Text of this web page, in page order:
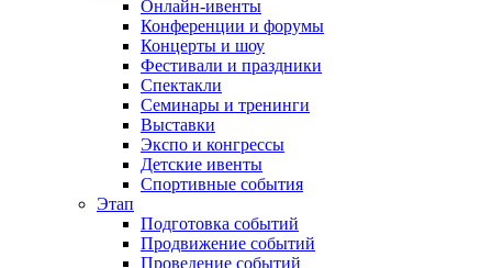
Онлайн-ивенты
Конференции и форумы
Концерты и шоу
Фестивали и праздники
Спектакли
Семинары и тренинги
Выставки
Экспо и конгрессы
Детские ивенты
Спортивные события
Этап
Подготовка событий
Продвижение событий
Проведение событий